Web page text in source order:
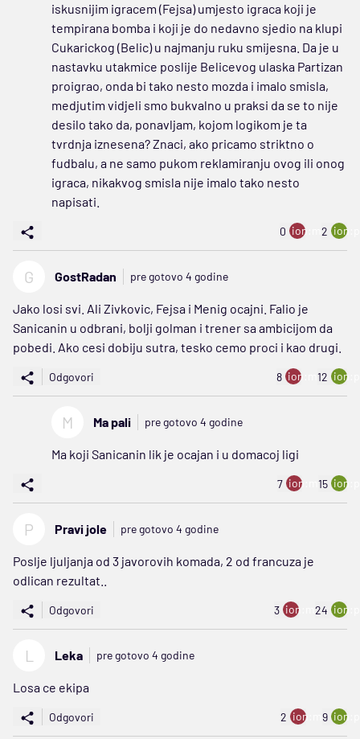
iskusnijim igracem (Fejsa) umjesto igraca koji je
tempirana bomba i koji je do nedavno sjedio na klupi
Cukarickog (Belic) u najmanju ruku smijesna. Da je u
nastavku utakmice poslije Belicevog ulaska Partizan
proigrao, onda bi tako nesto mozda i imalo smisla,
medjutim vidjeli smo bukvalno u praksi da se to nije
desilo tako da, ponavljam, kojom logikom je ta
tvrdnja iznesena? Znaci, ako pricamo striktno o
fudbalu, a ne samo pukom reklamiranju ovog ili onog
igraca, nikakvog smisla nije imalo tako nesto
napisati.
0 ion:minus
2
G GostRadan pre gotovo 4 godine
Jako losi svi. Ali Zivkovic, Fejsa i Menig ocajni. Falio je
Sanicanin u odbrani, bolji golman i trener sa ambicijom da
pobedi. Ako cesi dobiju sutra, tesko cemo proci i kao drugi.
Odgovori 8 ion:minus
12
M Ma pali pre gotovo 4 godine
Ma koji Sanicanin lik je ocajan i u domacoj ligi
7 ion:minus
15
P Pravi jole pre gotovo 4 godine
Poslje ljuljanja od 3 javorovih komada, 2 od francuza je
odlican rezultat..
Odgovori 3 ion:minus
24
L Leka pre gotovo 4 godine
Losa ce ekipa
Odgovori 2 ion:minus
9